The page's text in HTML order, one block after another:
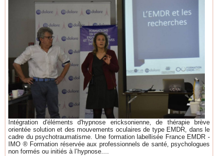
Intégration d'éléments d'hypnose ericksonienne, de thérapie brève
orientée solution et des mouvements oculaires de type EMDR, dans le
cadre du psychotraumatisme. Une formation labellisée France EMDR -
IMO ® Formation réservée aux professionnels de santé, psychologues
non formés ou initiés à l’hypnose....